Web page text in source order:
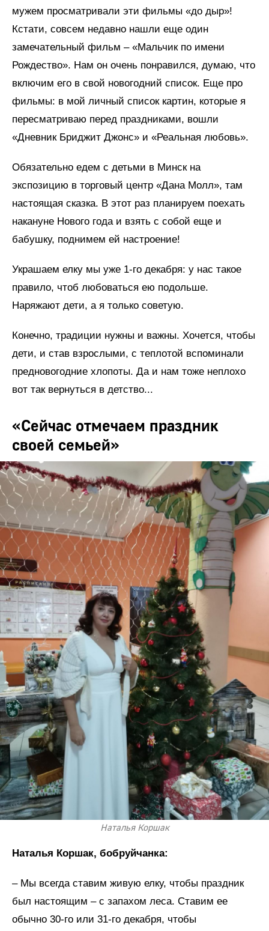
мужем просматривали эти фильмы «до дыр»!
Кстати, совсем недавно нашли еще один
замечательный фильм – «Мальчик по имени
Рождество». Нам он очень понравился, думаю, что
включим его в свой новогодний список. Еще про
фильмы: в мой личный список картин, которые я
пересматриваю перед праздниками, вошли
«Дневник Бриджит Джонс» и «Реальная любовь».
Обязательно едем с детьми в Минск на
экспозицию в торговый центр «Дана Молл», там
настоящая сказка. В этот раз планируем поехать
накануне Нового года и взять с собой еще и
бабушку, поднимем ей настроение!
Украшаем елку мы уже 1-го декабря: у нас такое
правило, чтоб любоваться ею подольше.
Наряжают дети, а я только советую.
Конечно, традиции нужны и важны. Хочется, чтобы
дети, и став взрослыми, с теплотой вспоминали
предновогодние хлопоты. Да и нам тоже неплохо
вот так вернуться в детство...
«Сейчас отмечаем праздник
своей семьей»
Наталья Коршак
Наталья Коршак, бобруйчанка:
– Мы всегда ставим живую елку, чтобы праздник
был настоящим – с запахом леса. Ставим ее
обычно 30-го или 31-го декабря, чтобы